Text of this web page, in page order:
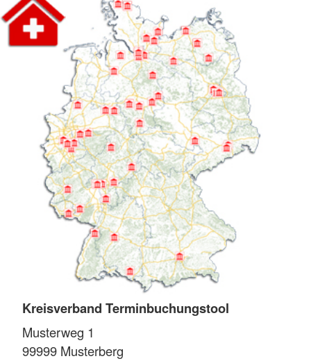
Kreisverband Terminbuchungstool
Musterweg 1
99999 Musterberg